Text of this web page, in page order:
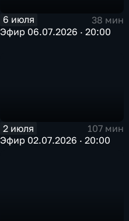
6 июля
38 мин
Эфир 06.07.2026 · 20:00
2 июля
107 мин
Эфир 02.07.2026 · 20:00